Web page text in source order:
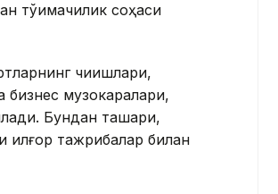
тўқимачилик соҳаси
чиқишлари,
бизнес музокаралари,
Бундан ташқари,
илғор тажрибалар билан